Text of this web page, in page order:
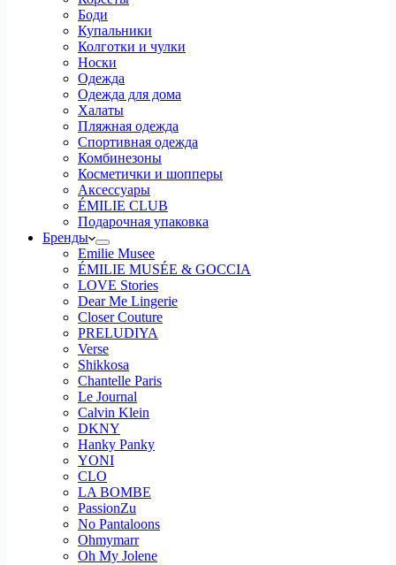
Боди
Купальники
Колготки и чулки
Носки
Одежда
Одежда для дома
Халаты
Пляжная одежда
Спортивная одежда
Комбинезоны
Косметички и шопперы
Аксессуары
ÉMILIE CLUB
Подарочная упаковка
Бренды
Emilie Musee
ÉMILIE MUSÉE & GOCCIA
LOVE Stories
Dear Me Lingerie
Closer Couture
PRELUDIYA
Verse
Shikkosa
Chantelle Paris
Le Journal
Calvin Klein
DKNY
Hanky Panky
YONI
CLO
LA BOMBE
PassionZu
No Pantaloons
Ohmymarr
Oh My Jolene